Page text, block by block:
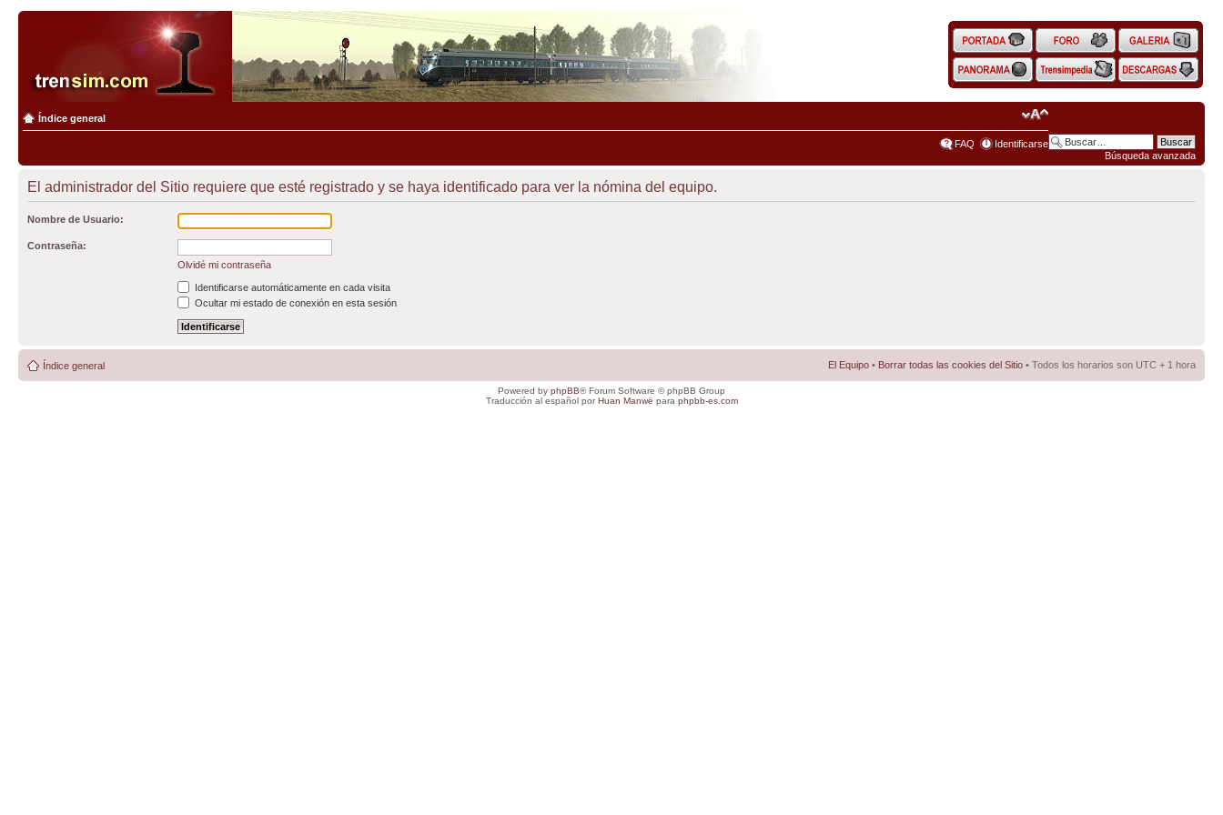
Búsqueda avanzada
Índice general
FAQ Identificarse
El administrador del Sitio requiere que esté registrado y se haya identificado para ver la nómina del equipo.
Nombre de Usuario:
Contraseña:
Olvidé mi contraseña
Identificarse automáticamente en cada visita
Ocultar mi estado de conexión en esta sesión
Índice general El Equipo • Borrar todas las cookies del Sitio • Todos los horarios son UTC + 1 hora
Powered by phpBB® Forum Software © phpBB Group
Traducción al español porHuan Manwë para phpbb-es.com